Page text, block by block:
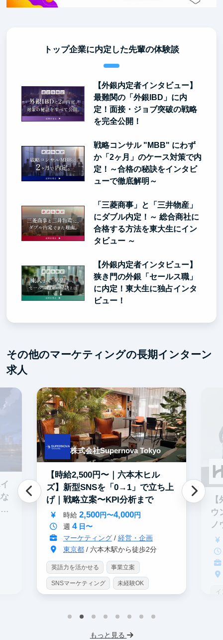
トップ企業に内定した先輩の体験談
【外銀内定者インタビュー】
最難関の「外銀IBD」に内
定！面接・ジョブ突破の戦略
を完全公開！
戦略コンサル "MBB" にわず
か「2ヶ月」のケース対策で内
定！～合格の秘訣をインタビ
ューで徹底解明～
「三菱商事」と「三井物産」
にダブル内定！～ 総合商社に
合格する方法を東大生にイン
タビュー ～
【外銀内定者インタビュー】
狭き門の外銀「セールス職」
に内定！東大生に独占インタ
ビュー！
その他のマーケティングの長期インターン
求人
株式会社Supernova Tokyo
【時給2,500円〜｜六本木ヒル
ズ】新型SNSを「0→1」で立ち上
げ｜戦略立案〜KPI分析まで
時給 2,500円〜4,000円
週 4日〜
マーケティング/ 経営・企画
東京都/ 六本木駅から徒歩2分
英語力を活かせる 事業立案
SNSマーケティング 未経験OK
交通費支給
ウ
ノ
もっと見る